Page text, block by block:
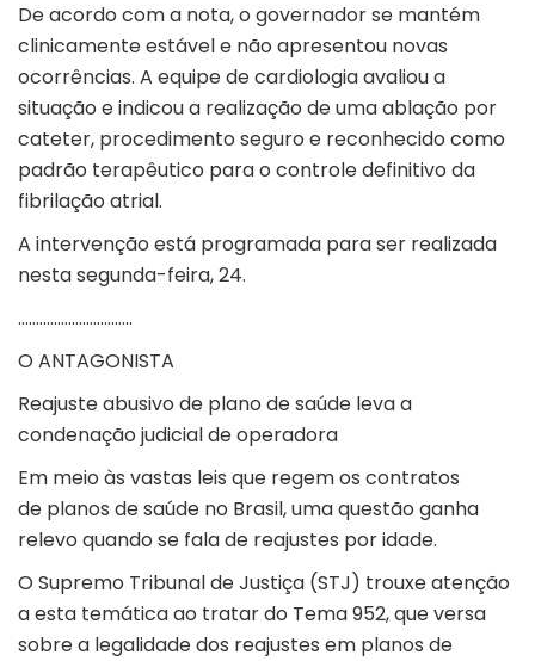
De acordo com a nota, o governador se mantém
clinicamente estável e não apresentou novas
ocorrências. A equipe de cardiologia avaliou a
situação e indicou a realização de uma ablação por
cateter, procedimento seguro e reconhecido como
padrão terapêutico para o controle definitivo da
fibrilação atrial.
A intervenção está programada para ser realizada
nesta segunda-feira, 24.
…………………………..
O ANTAGONISTA
Reajuste abusivo de plano de saúde leva a
condenação judicial de operadora
Em meio às vastas leis que regem os contratos
de planos de saúde no Brasil, uma questão ganha
relevo quando se fala de reajustes por idade.
O Supremo Tribunal de Justiça (STJ) trouxe atenção
a esta temática ao tratar do Tema 952, que versa
sobre a legalidade dos reajustes em planos de